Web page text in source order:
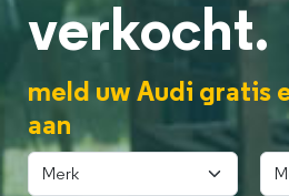
verkocht.
meld uw Audi gratis
aan